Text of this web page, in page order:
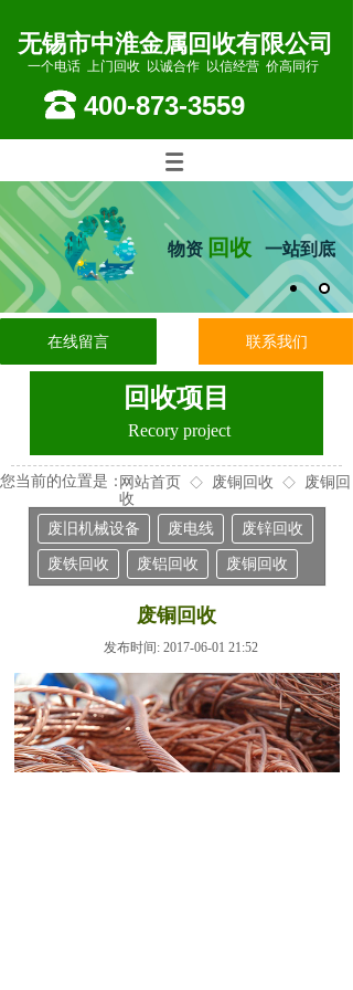
400-873-3559
无锡市中淮金属回收有限公司
一个电话 上门回收 以诚合作 以信经营 价高同行
物资 回收 一站到底
联系我们
在线留言
回收项目
Recory project
您当前的位置是：网站首页 ◇ 废铜回收 ◇
废铜回
收
废旧机械设备 废电线
废锌回收
废铁回收
废铝回收 废铜回收
废铜回收
发布时间: 2017-06-01 21:52